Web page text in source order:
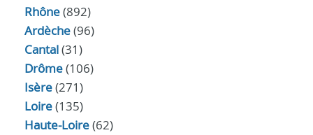
Rhône(892)
Ardèche(96)
Cantal(31)
Drôme(106)
Isère(271)
Loire(135)
Haute-Loire(62)